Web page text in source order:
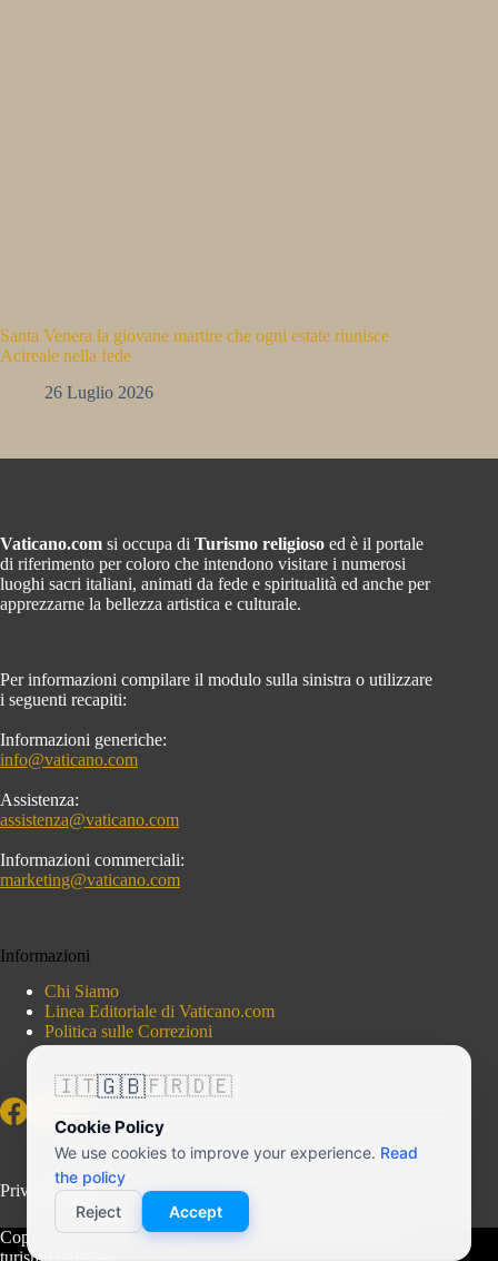
Santa Venera la giovane martire che ogni estate riunisce
Acireale nella fede
26 Luglio 2026
Vaticano.com si occupa di Turismo religioso ed è il portale
di riferimento per coloro che intendono visitare i numerosi
luoghi sacri italiani, animati da fede e spiritualità ed anche per
apprezzarne la bellezza artistica e culturale.
Per informazioni compilare il modulo sulla sinistra o utilizzare
i seguenti recapiti:
Informazioni generiche:
info@vaticano.com
Assistenza:
assistenza@vaticano.com
Informazioni commerciali:
marketing@vaticano.com
Informazioni
Chi Siamo
Linea Editoriale di Vaticano.com
Politica sulle Correzioni
Privacy Policy
Copyright © 2026 - Vaticano.com - Portale indipendente di
🇮🇹🇬🇧🇫🇷🇩🇪
Cookie Policy
We use cookies to improve your experience. Read
the policy
Reject
Accept